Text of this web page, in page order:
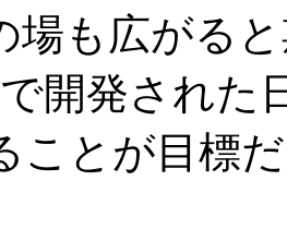
場も広がる
開発された
ことが目標